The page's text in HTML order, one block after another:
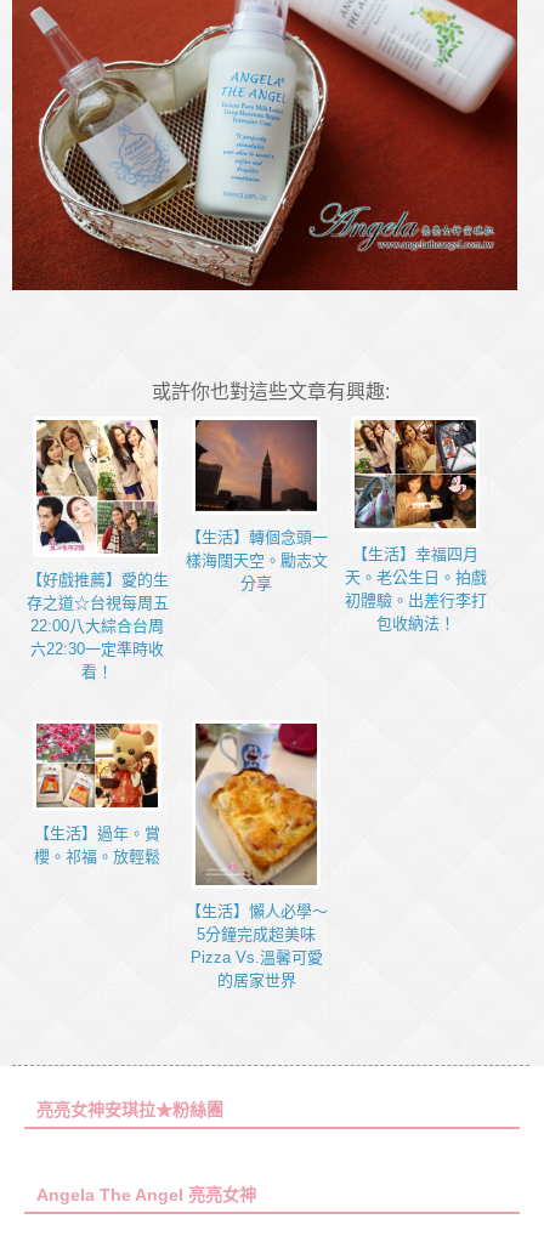
或許你也對這些文章有興趣:
【好戲推薦】愛的生
存之道☆台視每周五
22:00八大綜合台周
六22:30一定準時收
看！
【生活】轉個念頭一
樣海闊天空。勵志文
分享
【生活】幸福四月
天。老公生日。拍戲
初體驗。出差行李打
包收納法！
【生活】過年。賞
櫻。祁福。放輕鬆
【生活】懶人必學～
5分鐘完成超美味
Pizza Vs.溫馨可愛
的居家世界
亮亮女神安琪拉★粉絲團
Angela The Angel 亮亮女神